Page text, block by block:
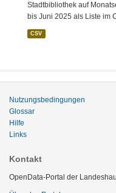
Stadtbibliothek auf
bis Juni 2025 als Liste im
CSV
Nutzungsbedingungen
Glossar
Hilfe
Links
Kontakt
OpenData-Portal der